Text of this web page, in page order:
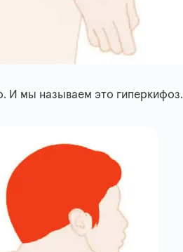
И мы называем это гиперкифоз.